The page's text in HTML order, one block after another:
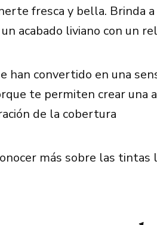
fresca y bella. Brinda
acabado liviano con un
han convertido en una
te permiten crear una
de la cobertura
más sobre las tintas